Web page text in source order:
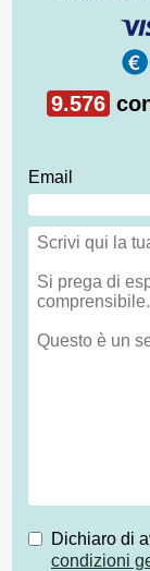
9.576
Email
Dichiaro di
condizioni